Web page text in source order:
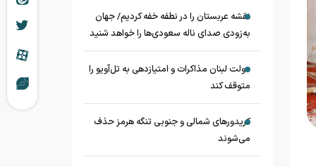
نقشه عربستان را در نطفه خفه کردیم/ جهان
به‌زودی صدای ناله سعودی‌ها را خواهد شنید
دولت لبنان مذاکرات و امتیازدهی به تل‌آویو را
متوقف کند
کریدورهای شمالی و جنوبی تنگه هرمز حذف
می‌شوند